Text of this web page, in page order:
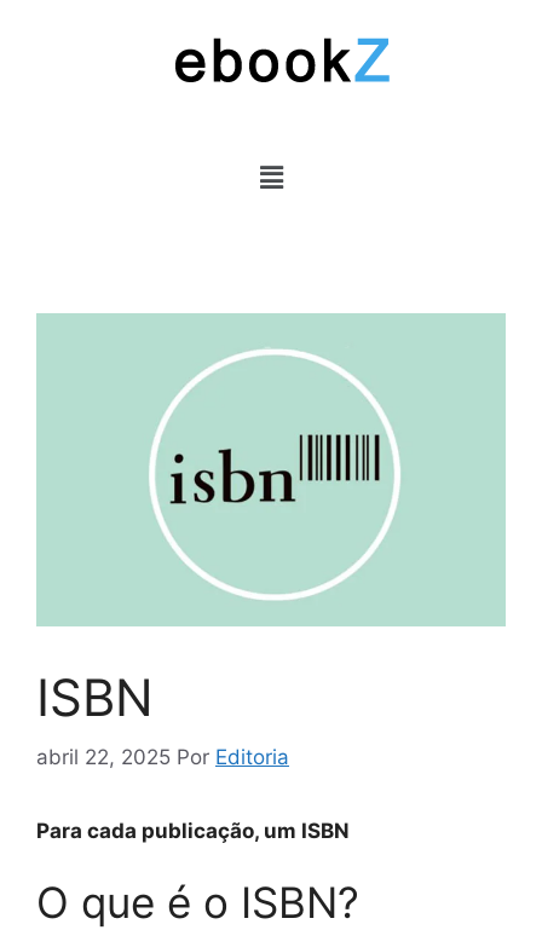
ISBN
abril 22, 2025 Por Editoria
Para cada publicação, um ISBN
O que é o ISBN?